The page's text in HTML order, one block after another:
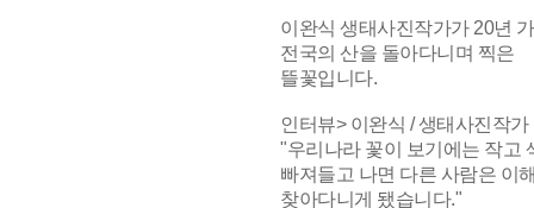
이완식 생태사진작가가 20년
전국의 산을 돌아다니며 찍은
뜰꽃입니다.
인터뷰> 이완식 / 생태사진작가
"우리나라 꽃이 보기에는 작고
빠져들고 나면 다른 사람은 이
찾아다니게 됐습니다."